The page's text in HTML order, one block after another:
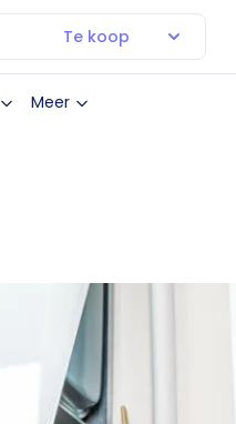
Te koop
Meer